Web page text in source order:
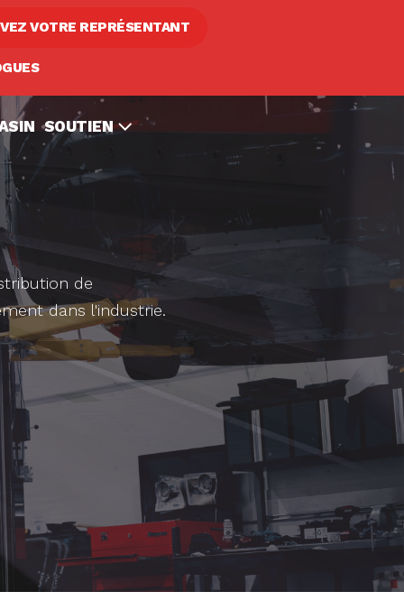
VOTRE REPRÉSENTANT
SOUTIEN
de
dans l'industrie.